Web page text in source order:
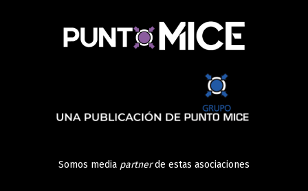
Somos media partnerde estas asociaciones